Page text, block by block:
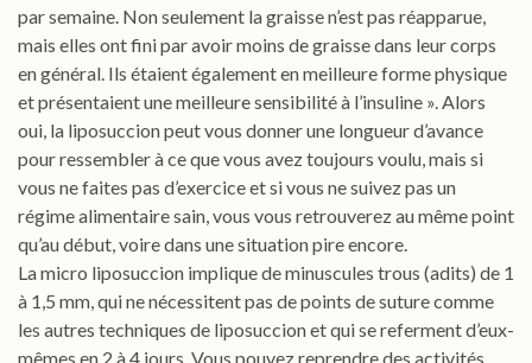
par semaine. Non seulement la graisse n’est pas réapparue,
mais elles ont fini par avoir moins de graisse dans leur corps
en général. Ils étaient également en meilleure forme physique
et présentaient une meilleure sensibilité à l’insuline ». Alors
oui, la liposuccion peut vous donner une longueur d’avance
pour ressembler à ce que vous avez toujours voulu, mais si
vous ne faites pas d’exercice et si vous ne suivez pas un
régime alimentaire sain, vous vous retrouverez au même point
qu’au début, voire dans une situation pire encore.
La micro liposuccion implique de minuscules trous (adits) de 1
à 1,5 mm, qui ne nécessitent pas de points de suture comme
les autres techniques de liposuccion et qui se referment d’eux-
mêmes en 2 à 4 jours. Vous pouvez reprendre des activités